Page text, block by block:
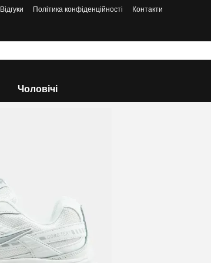
Відгуки Політика конфіденційності Контакти
Чоловічі